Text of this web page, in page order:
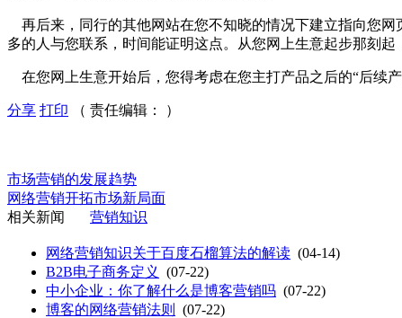
再后来，同行的其他网站在您不知晓的情况下建立指向您
多的人与您联系，时间能证明这点。从您网上生意起步那刻
在您网上生意开始后，您得考虑在您主打产品之后的“后续
分享 打印 （ 责任编辑： ）
市场营销的发展趋势
网络营销开拓市场新局面
相关新闻
营销知识
网络营销知识关于百度石榴算法的解读 (04-14)
B2B电子商务定义
(07-22)
中小企业：你了解什么是博客营销吗 (07-22)
博客的网络营销法则
(07-22)